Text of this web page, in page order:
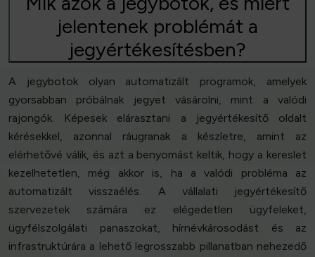
jelentenek problémát a
jegyértékesítésben?
A jegybotok olyan automatizált programok, amelyek
gyorsabban próbálnak jegyet vásárolni, mint a valódi
rajongók. Képesek elárasztani a jegyértékesítő oldalt
kérésekkel, azonnal ráugranak a készletre, amint az
elérhetővé válik, és azt a benyomást keltik, hogy a kereslet
kezelhetetlen, még akkor is, ha a valódi probléma az
automatizált visszaélés. A vállalati jegyértékesítő
szervezetek számára ez elégedetlen ügyfeleket,
ügyfélszolgálati panaszokat, hírnévkárosodást és az
infrastruktúrára a lehető legrosszabb pillanatban nehezedő